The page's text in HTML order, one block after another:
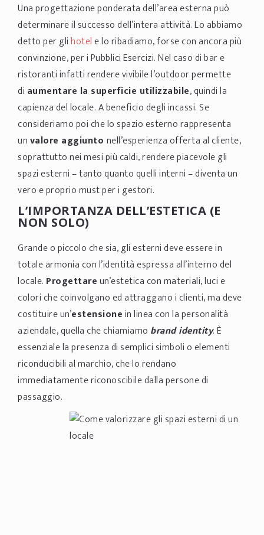
Una progettazione ponderata dell’area esterna può
determinare il successo dell’intera attività. Lo abbiamo
detto per glihotele lo ribadiamo, forse con ancora più
convinzione, per i Pubblici Esercizi. Nel caso di bar e
ristoranti infatti rendere vivibile l’outdoor permette
di aumentare la superficie utilizzabile, quindi la
capienza del locale. A beneficio degli incassi. Se
consideriamo poi che lo spazio esterno rappresenta
unvalore aggiunto nell’esperienza offerta al cliente,
soprattutto nei mesi più caldi, rendere piacevole gli
spazi esterni – tanto quanto quelli interni – diventa un
vero e proprio must per i gestori.
L’IMPORTANZA DELL’ESTETICA (E
NON SOLO)
Grande o piccolo che sia, gli esterni deve essere in
totale armonia con l’identità espressa all’interno del
locale. Progettareun’estetica con materiali, luci e
colori che coinvolgano ed attraggano i clienti, ma deve
costituire un’estensionein linea con la personalità
aziendale, quella che chiamiamo brand identity. È
essenziale la presenza di semplici simboli o elementi
riconducibili al marchio, che lo rendano
immediatamente riconoscibile dalla persone di
passaggio.